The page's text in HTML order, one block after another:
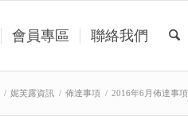
會員專區 聯絡我們
/ 妮芙露資訊 / 佈達事項 / 2016年6月佈達事項